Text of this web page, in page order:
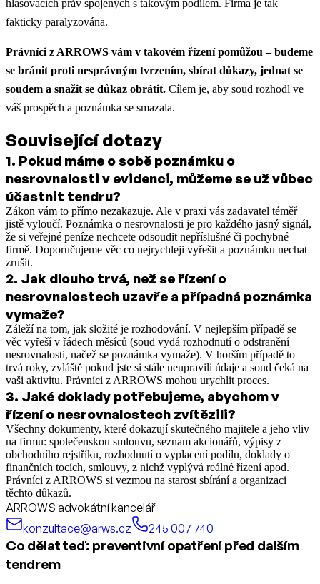
hlasovacích práv spojených s takovým podílem. Firma je tak
fakticky paralyzována.
Právníci z ARROWS vám v takovém řízení pomůžou – budeme
se bránit proti nesprávným tvrzením, sbírat důkazy, jednat se
soudem a snažit se důkaz obrátit. Cílem je, aby soud rozhodl ve
váš prospěch a poznámka se smazala.
Související dotazy
1. Pokud máme o sobě poznámku o
nesrovnalosti v evidenci, můžeme se už vůbec
účastnit tendru?
Zákon vám to přímo nezakazuje. Ale v praxi vás zadavatel téměř
jistě vyloučí. Poznámka o nesrovnalosti je pro každého jasný signál,
že si veřejné peníze nechcete odsoudit nepříslušné či pochybné
firmě. Doporučujeme věc co nejrychleji vyřešit a poznámku nechat
zrušit.
2. Jak dlouho trvá, než se řízení o
nesrovnalostech uzavře a případná poznámka
vymaže?
Záleží na tom, jak složité je rozhodování. V nejlepším případě se
věc vyřeší v řádech měsíců (soud vydá rozhodnutí o odstranění
nesrovnalosti, načež se poznámka vymaže). V horším případě to
trvá roky, zvláště pokud jste si stále neupravili údaje a soud čeká na
vaši aktivitu. Právníci z ARROWS mohou urychlit proces.
3. Jaké doklady potřebujeme, abychom v
řízení o nesrovnalostech zvítězili?
Všechny dokumenty, které dokazují skutečného majitele a jeho vliv
na firmu: společenskou smlouvu, seznam akcionářů, výpisy z
obchodního rejstříku, rozhodnutí o vyplacení podílu, doklady o
finančních tocích, smlouvy, z nichž vyplývá reálné řízení apod.
Právníci z ARROWS si vezmou na starost sbírání a organizaci
těchto důkazů.
ARROWS advokátní kancelář
konzultace@arws.cz
245 007 740
Co dělat teď: preventivní opatření před dalším
tendrem